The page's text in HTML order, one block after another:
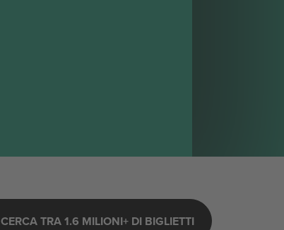
CERCA TRA 1.6 MILIONI+ DI BIGLIETTI